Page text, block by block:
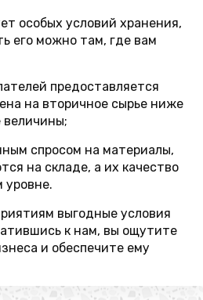
особых условий хранения,
его можно там, где вам
предоставляется
на вторичное сырье ниже
величины;
спросом на материалы,
на складе, а их качество
уровне.
выгодные условия
к нам, вы ощутите
и обеспечите ему